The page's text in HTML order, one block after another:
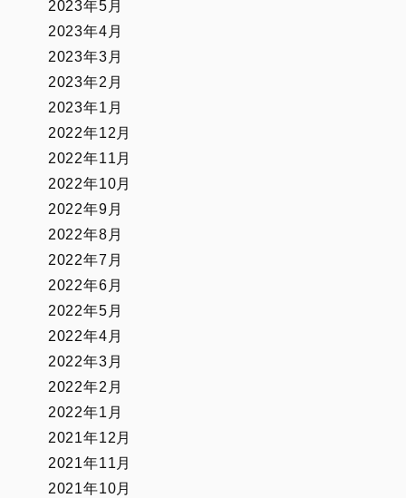
2023年5月
2023年4月
2023年3月
2023年2月
2023年1月
2022年12月
2022年11月
2022年10月
2022年9月
2022年8月
2022年7月
2022年6月
2022年5月
2022年4月
2022年3月
2022年2月
2022年1月
2021年12月
2021年11月
2021年10月